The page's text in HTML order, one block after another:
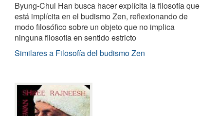
Byung-Chul Han busca hacer explícita la filosofía que
está implícita en el budismo Zen, reflexionando de
modo filosófico sobre un objeto que no implica
ninguna filosofía en sentido estricto
Similares a Filosofía del budismo Zen